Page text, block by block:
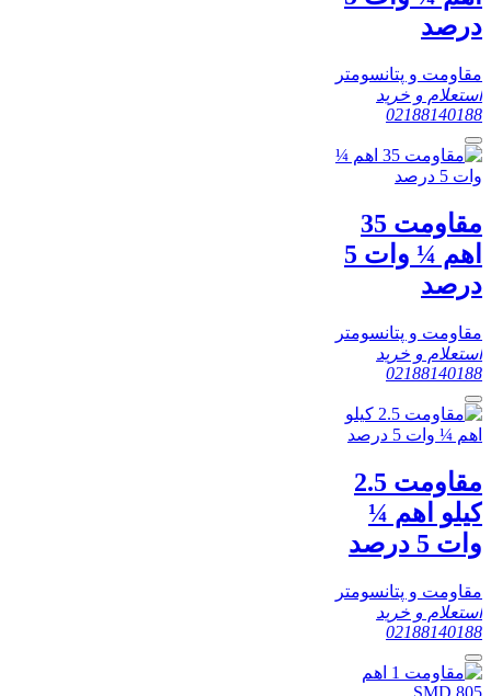
درصد
مقاومت و پتانسومتر
استعلام و خرید
02188140188
مقاومت 35
اهم ¼ وات 5
درصد
مقاومت و پتانسومتر
استعلام و خرید
02188140188
مقاومت 2.5
کیلو اهم ¼
وات 5 درصد
مقاومت و پتانسومتر
استعلام و خرید
02188140188